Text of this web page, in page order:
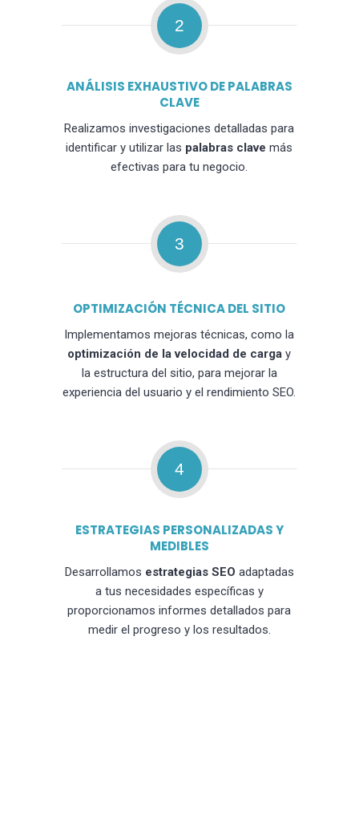
2
ANÁLISIS EXHAUSTIVO DE PALABRAS
CLAVE
Realizamos investigaciones detalladas para
identificar y utilizar las palabras clave más
efectivas para tu negocio.
3
OPTIMIZACIÓN TÉCNICA DEL SITIO
Implementamos mejoras técnicas, como la
optimización de la velocidad de carga y
la estructura del sitio, para mejorar la
experiencia del usuario y el rendimiento SEO.
4
ESTRATEGIAS PERSONALIZADAS Y
MEDIBLES
Desarrollamos estrategias SEO adaptadas
a tus necesidades específicas y
proporcionamos informes detallados para
medir el progreso y los resultados.